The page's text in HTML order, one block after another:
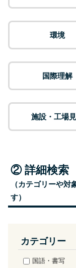
環境
国際理解
施設・工場
② 詳細検索
（カテゴリーや
す）
カテゴリー
国語・書写